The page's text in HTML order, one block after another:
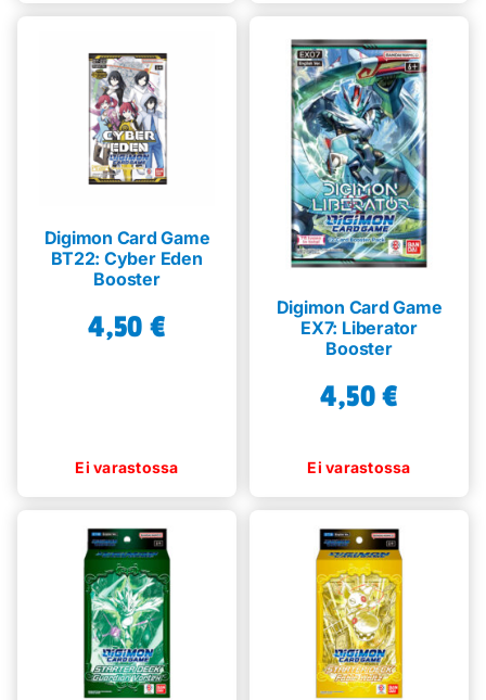
Digimon Card Game
BT22: Cyber Eden
Booster
4,50 €
Digimon Card Game
EX7: Liberator
Booster
4,50€